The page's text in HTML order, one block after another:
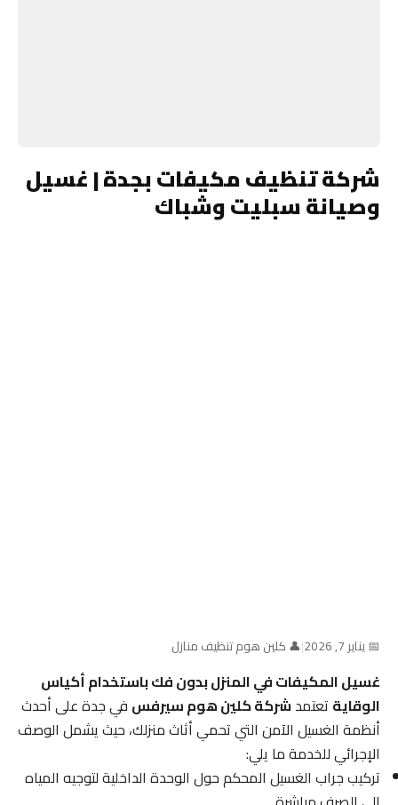
شركة تنظيف مكيفات بجدة | غسيل
وصيانة سبليت وشباك
📅 يناير 7, 2026 |👤 كلين هوم تنظيف منازل
غسيل المكيفات في المنزل بدون فك باستخدام أكياس
الوقايةتعتمدشركة كلين هوم سيرفسفي جدة على أحدث
أنظمة الغسيل الآمن التي تحمي أثاث منزلك، حيث يشمل الوصف
الإجرائي للخدمة ما يلي:
تركيب جراب الغسيل المحكم حول الوحدة الداخلية لتوجيه المياه